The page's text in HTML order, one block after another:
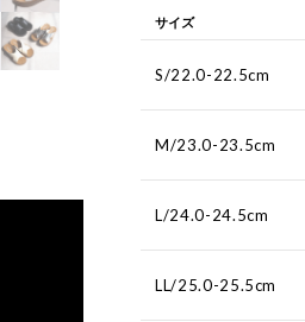
サイズ
S/22.0-22.5cm
M/23.0-23.5cm
L/24.0-24.5cm
LL/25.0-25.5cm